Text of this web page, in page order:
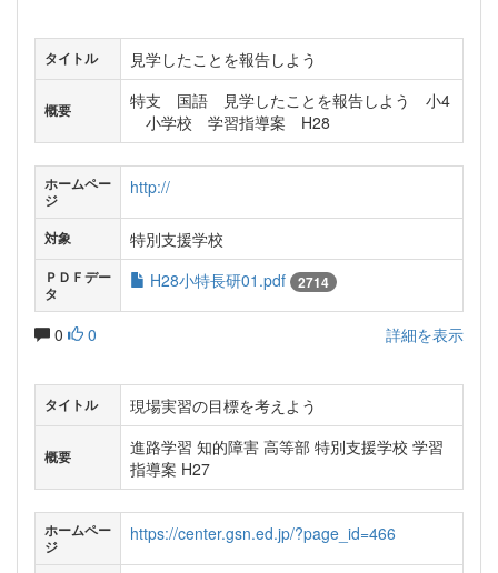
タイトル 見学したことを報告しよう
概要
特支 国語 見学したことを報告しよう 小4
小学校 学習指導案 H28
ホームペー
ジ
http://
対象 特別支援学校
ＰＤＦデー
タ
H28小特長研01.pdf 2714
0 0 詳細を表示
タイトル 現場実習の目標を考えよう
概要
進路学習 知的障害 高等部 特別支援学校 学習
指導案 H27
ホームペー
ジ
https://center.gsn.ed.jp/?page_id=466